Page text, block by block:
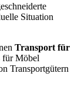
Situation
Transport für
für Möbel
Transportgütern